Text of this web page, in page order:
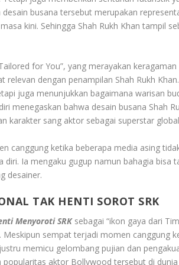
busana tersebut merupakan
kini. Sehingga Shah Rukh Khan tampil
for You”, yang merayakan
relevan dengan penampilan Shah Rukh
juga menunjukkan bagaimana warisan
menegaskan bahwa desain busana Shah
karakter sang aktor sebagai superstar
canggung ketika beberapa media asing
diri. Ia mengaku gugup namun bahagia
desainer.
TAK HENTI SOROT SRK
Menyoroti SRKsebagai “ikon gaya dari
Meskipun sempat terjadi momen canggung
memicu gelombang pujian dan
popularitas aktor Bollywood tersebut di